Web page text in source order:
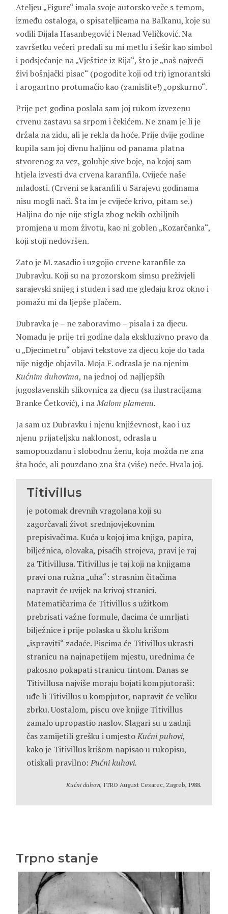
Ateljeu „Figure“ imala svoje autorsko veče s temom,
između ostaloga, o spisateljicama na Balkanu, koje su
vodili Dijala Hasanbegović i Nenad Veličković. Na
završetku večeri predali su mi metlu i šešir kao simbol
i podsjećanje na „Vještice iz Rija“, što je „naš najveći
živi bošnjački pisac“ (pogodite koji od tri) ignorantski
i arogantno protumačio kao (zamislite!) „opskurno“.
Prije pet godina poslala sam joj rukom izvezenu
crvenu zastavu sa srpom i čekićem. Ne znam je li je
držala na zidu, ali je rekla da hoće. Prije dvije godine
kupila sam joj divnu haljinu od panama platna
stvorenog za vez, golubje sive boje, na kojoj sam
htjela izvesti dva crvena karanfila. Cvijeće naše
mladosti. (Crveni se karanfili u Sarajevu godinama
nisu mogli naći. Šta im je cvijeće krivo, pitam se.)
Haljina do nje nije stigla zbog nekih ozbiljnih
promjena u mom životu, kao ni goblen „Kozarčanka“,
koji stoji nedovršen.
Zato je M. zasadio i uzgojio crvene karanfile za
Dubravku. Koji su na prozorskom simsu preživjeli
sarajevski snijeg i studen i sad me gledaju kroz okno i
pomažu mi da ljepše plačem.
Dubravka je – ne zaboravimo – pisala i za djecu.
Nomadu je prije tri godine dala ekskluzivno pravo da
u „Djecimetru“ objavi tekstove za djecu koje do tada
nije nigdje objavila. Moja F. odrasla je na njenim
Kućnim duhovima, na jednoj od najljepših
jugoslavenskih slikovnica za djecu (sa ilustracijama
Branke Ćetković), i naMalom plamenu.
Ja sam uz Dubravku i njenu književnost, kao i uz
njenu prijateljsku naklonost, odrasla u
samopouzdanu i slobodnu ženu, koja možda ne zna
šta hoće, ali pouzdano zna šta (više) neće. Hvala joj.
Titivillus
je potomak drevnih vragolana koji su
zagorčavali život srednjovjekovnim
prepisivačima. Kuća u kojoj ima knjiga, papira,
bilježnica, olovaka, pisaćih strojeva, pravi je raj
za Titivillusa. Titivillus je taj koji na knjigama
pravi ona ružna „uha“: strasnim čitačima
napravit će uvijek na krivoj stranici.
Matematičarima će Titivillus s užitkom
prebrisati važne formule, đacima će umrljati
bilježnice i prije polaska u školu krišom
„ispraviti“ zadaće. Piscima će Titivillus ukrasti
stranicu na najnapetijem mjestu, urednima će
pakosno pokapati stranicu tintom. Danas se
Titivillusa najviše moraju bojati kompjutoraši:
uđe li Titivillus u kompjutor, napravit će veliku
zbrku. Uostalom, piscu ove knjige Titivillus
zamalo upropastio naslov. Slagari su u zadnji
čas zamijetili grešku i umjestoKućni puhovi,
kako je Titivillus krišom napisao u rukopisu,
otiskali pravilno: Pućni kuhovi.
Kućni duhovi, ITRO August Cesarec, Zagreb, 1988.
Trpno stanje